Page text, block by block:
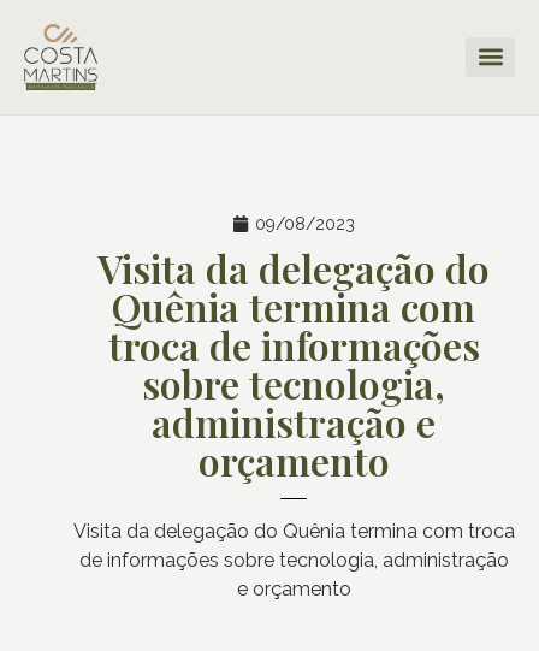
09/08/2023
Visita da delegação do
Quênia termina com
troca de informações
sobre tecnologia,
administração e
orçamento
Visita da delegação do Quênia termina com troca
de informações sobre tecnologia, administração
e orçamento